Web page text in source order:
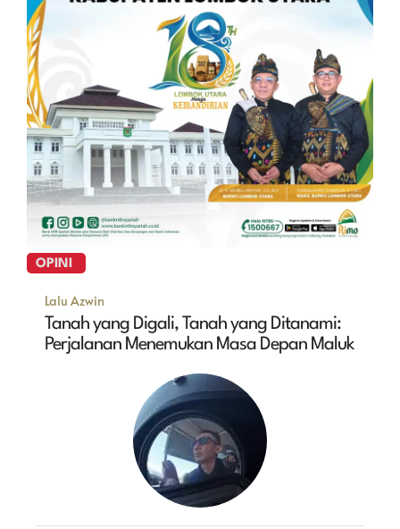
OPINI
Lalu Azwin
Tanah yang Digali, Tanah yang Ditanami:
Perjalanan Menemukan Masa Depan Maluk